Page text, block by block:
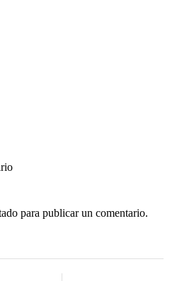
para publicar un comentario.